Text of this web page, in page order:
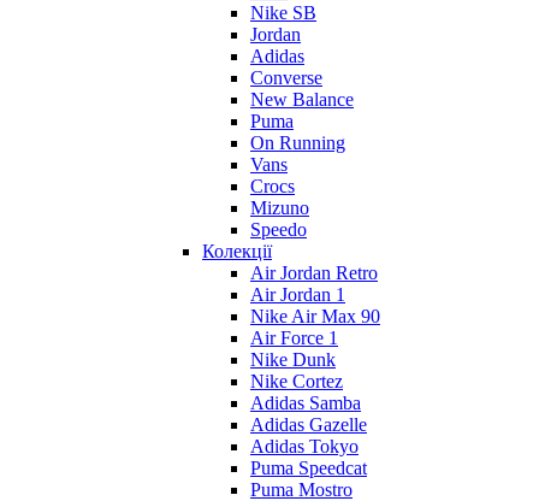
Nike SB
Jordan
Adidas
Converse
New Balance
Puma
On Running
Vans
Crocs
Mizuno
Speedo
Колекції
Air Jordan Retro
Air Jordan 1
Nike Air Max 90
Air Force 1
Nike Dunk
Nike Cortez
Adidas Samba
Adidas Gazelle
Adidas Tokyo
Puma Speedcat
Puma Mostro